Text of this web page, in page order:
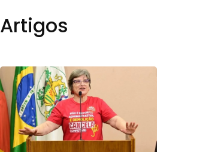
Artigos